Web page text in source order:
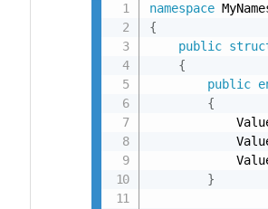
namespace
{
public
{
public
{
}